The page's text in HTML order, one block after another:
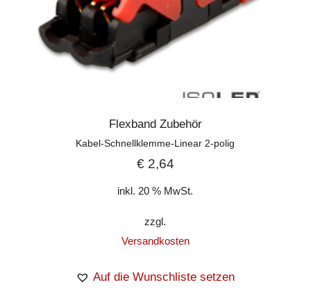
Flexband Zubehör
Kabel-Schnellklemme-Linear 2-polig
€2,64
inkl. 20 % MwSt.
zzgl.
Versandkosten
Auf die Wunschliste setzen